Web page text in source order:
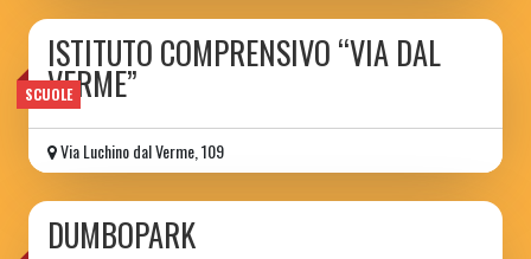
SCUOLE
ISTITUTO COMPRENSIVO “VIA DAL
VERME”
Via Luchino dal Verme, 109
DUMBOPARK